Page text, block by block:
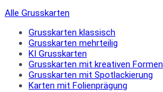
Alle Grusskarten
Grusskarten klassisch
Grusskarten mehrteilig
KI Grusskarten
Grusskarten mit kreativen Formen
Grusskarten mit Spotlackierung
Karten mit Folienprägung